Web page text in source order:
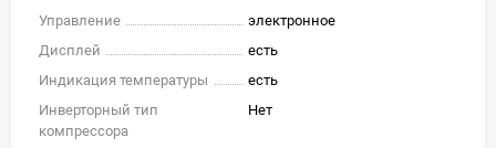
Управление
электронное
Дисплей
есть
Индикация температуры
есть
Инверторный тип
компрессора
Нет